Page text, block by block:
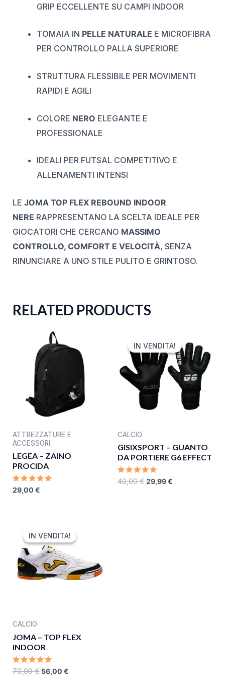
GRIP ECCELLENTE SU CAMPI INDOOR
TOMAIA IN PELLE NATURALE E MICROFIBRA
PER CONTROLLO PALLA SUPERIORE
STRUTTURA FLESSIBILE PER MOVIMENTI
RAPIDI E AGILI
COLORE NERO ELEGANTE E
PROFESSIONALE
IDEALI PER FUTSAL COMPETITIVO E
ALLENAMENTI INTENSI
LE JOMA TOP FLEX REBOUND INDOOR
NERE RAPPRESENTANO LA SCELTA IDEALE PER
GIOCATORI CHE CERCANO MASSIMO
CONTROLLO, COMFORT E VELOCITÀ, SENZA
RINUNCIARE A UNO STILE PULITO E GRINTOSO.
RELATED PRODUCTS
ATTREZZATURE E
ACCESSORI
LEGEA – ZAINO
PROCIDA
RATED
29,00 €
IN VENDITA!
IN VENDITA!
CALCIO
GISIXSPORT – GUANTO
DA PORTIERE G6 EFFECT
RATED
40,00€
PRICE
WAS:
40,00 €.
29,99€
PRICE
IS:
29,99 €.
IN VENDITA!
IN VENDITA!
CALCIO
JOMA – TOP FLEX
INDOOR
RATED
0
70,00€
PRICE
WAS:
70,00 €.
56,00 €
PRICE
IS: